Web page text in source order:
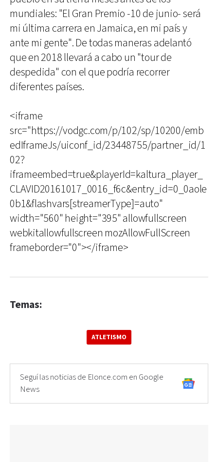
mundiales: "El Gran Premio -10 de junio- será
mi última carrera en Jamaica, en mi país y
ante mi gente". De todas maneras adelantó
que en 2018 llevará a cabo un "tour de
despedida" con el que podría recorrer
diferentes países.
<iframe
src="https://vodgc.com/p/102/sp/10200/emb
edIframeJs/uiconf_id/23448755/partner_id/1
02?
iframeembed=true&playerId=kaltura_player_
CLAVID20161017_0016_f6c&entry_id=0_0aole
0b1&flashvars[streamerType]=auto"
width="560" height="395" allowfullscreen
webkitallowfullscreen mozAllowFullScreen
frameborder="0"></iframe>
Temas:
ATLETISMO
Seguí las noticias de Elonce.com en Google
News